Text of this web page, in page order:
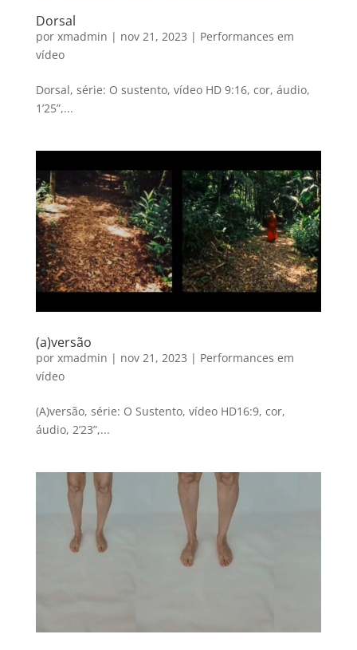
Dorsal
por xmadmin | nov 21, 2023 | Performances em
vídeo
Dorsal, série: O sustento, vídeo HD 9:16, cor, áudio,
1’25”,...
(a)versão
por xmadmin | nov 21, 2023 | Performances em
vídeo
(A)versão, série: O Sustento, vídeo HD16:9, cor,
áudio, 2’23”,...